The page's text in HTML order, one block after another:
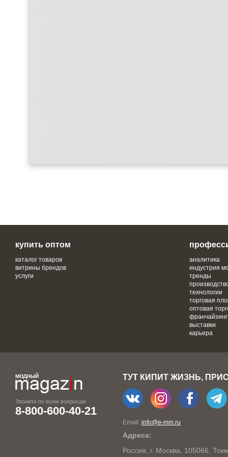
купить оптом
каталог товаров
витрины брендов
услуги
аналитика
индустрия
тренды
технологии
торговая
оптовая
франчайзинг
выставки
карьера
Звоните по всем вопросам
8-800-600-40-21
ТУТ КИПИТ ЖИЗНЬ,
Email: info@e-mm.ru
Адреса:
Россия, г. Москва, 105066,